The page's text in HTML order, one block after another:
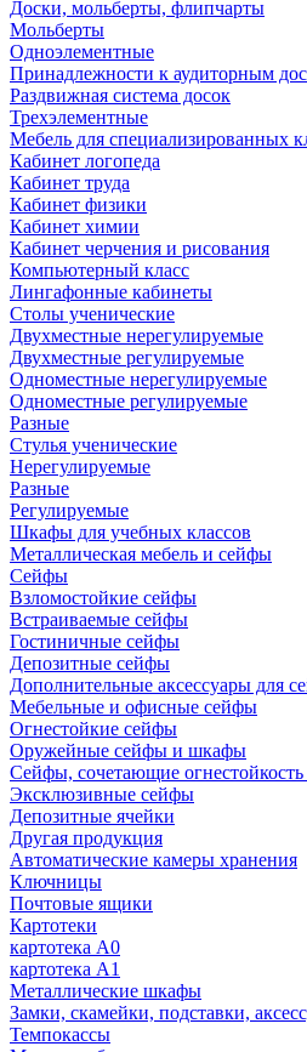
Доски, мольберты, флипчарты
Мольберты
Одноэлементные
Принадлежности к аудиторным
Раздвижная система досок
Трехэлементные
Мебель для специализированных
Кабинет логопеда
Кабинет труда
Кабинет физики
Кабинет химии
Кабинет черчения и рисования
Компьютерный класс
Лингафонные кабинеты
Столы ученические
Двухместные нерегулируемые
Двухместные регулируемые
Одноместные нерегулируемые
Одноместные регулируемые
Разные
Стулья ученические
Нерегулируемые
Разные
Регулируемые
Шкафы для учебных классов
Металлическая мебель и сейфы
Сейфы
Взломостойкие сейфы
Встраиваемые сейфы
Гостиничные сейфы
Депозитные сейфы
Дополнительные аксессуары для
Мебельные и офисные сейфы
Огнестойкие сейфы
Оружейные сейфы и шкафы
Сейфы, сочетающие
Эксклюзивные сейфы
Депозитные ячейки
Другая продукция
Автоматические камеры хранения
Ключницы
Почтовые ящики
Картотеки
картотека А0
картотека А1
Металлические шкафы
Замки, скамейки, подставки,
Темпокассы